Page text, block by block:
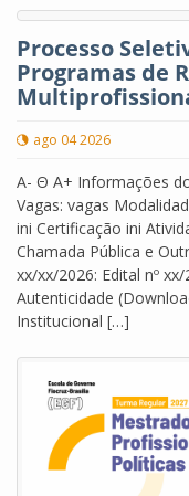
Processo
Programas de
ago 04 2026
A- Θ A+ Informações
Vagas: vagas
ini Certificação ini
Chamada Pública e
xx/xx/2026: Edital nº
Autenticidade
Institucional […]